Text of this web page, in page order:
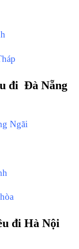
đi Đà Nẵng
Ngãi
đi Hà Nội